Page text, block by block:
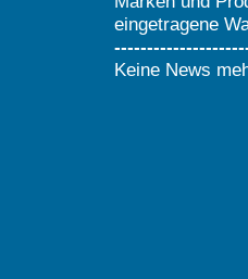
eingetragene
Keine News